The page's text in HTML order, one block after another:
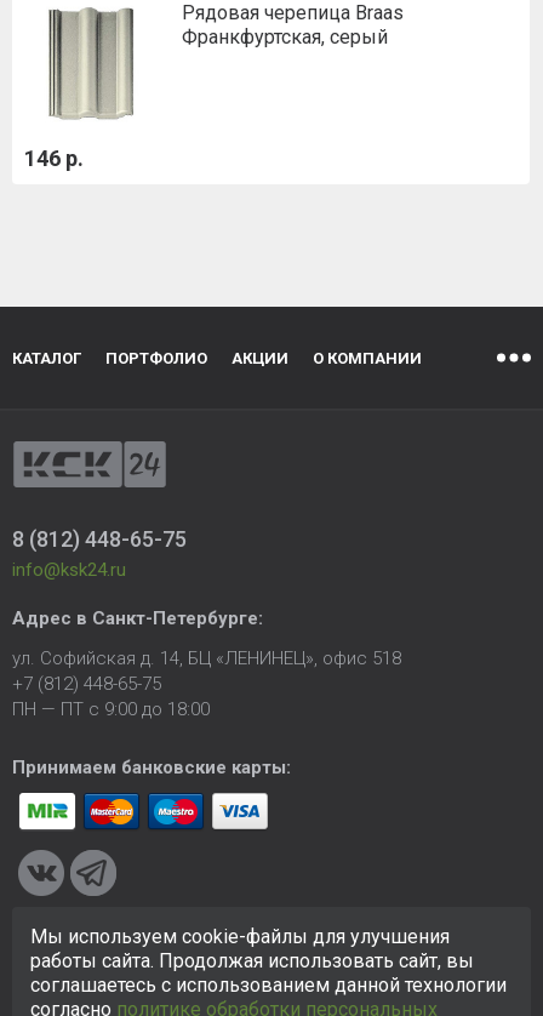
Рядовая черепица Braas
Франкфуртская, серый
146 р.
КАТАЛОГ ПОРТФОЛИО АКЦИИ О КОМПАНИИ
8 (812) 448-65-75
info@ksk24.ru
Адрес в Санкт-Петербурге:
ул. Софийская д. 14, БЦ «ЛЕНИНЕЦ», офис 518
+7 (812) 448-65-75
ПН — ПТ с 9:00 до 18:00
Принимаем банковские карты:
© 2005-2026 ООО «КСК». Сайтhttps://ksk24.ruсоздан
исключительно в информационных целях и любая информация
на сайте не является публичной офертой.Политика в
отношении персональных данных
Мы используем cookie-файлы для улучшения
работы сайта. Продолжая использовать сайт, вы
соглашаетесь с использованием данной технологии
согласно политике обработки персональных